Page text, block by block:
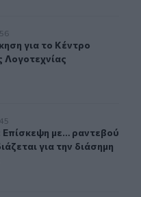
Λογοτεχνίας
για το Κέντρο
για το Κέντρο
Λογοτεχνίας
- Τι σχεδιάζεται για
με… ραντεβού -
με… ραντεβού
για την διάσημη